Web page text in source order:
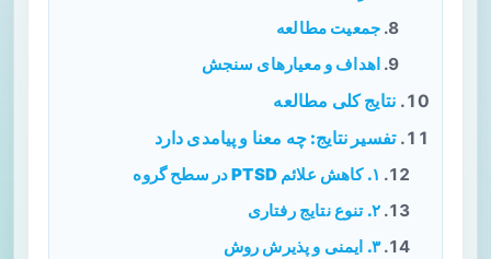
جمعیت مطالعه
اهداف و معیارهای سنجش
نتایج کلی مطالعه
تفسیر نتایج: چه معنا و پیامدی دارد
۱. کاهش علائم PTSD در سطح گروه
۲. تنوع نتایج رفتاری
۳. ایمنی و پذیرش روش